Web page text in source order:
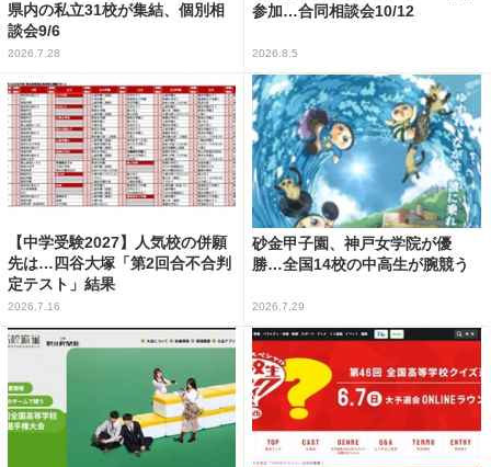
県内の私立31校が集結、個別相
談会9/6
2026.7.28
参加…合同相談会10/12
2026.8.5
【中学受験2027】人気校の併願
先は…四谷大塚「第2回合不合判
定テスト」結果
2026.7.16
砂金甲子園、神戸女学院が優
勝…全国14校の中高生が腕競う
2026.7.29